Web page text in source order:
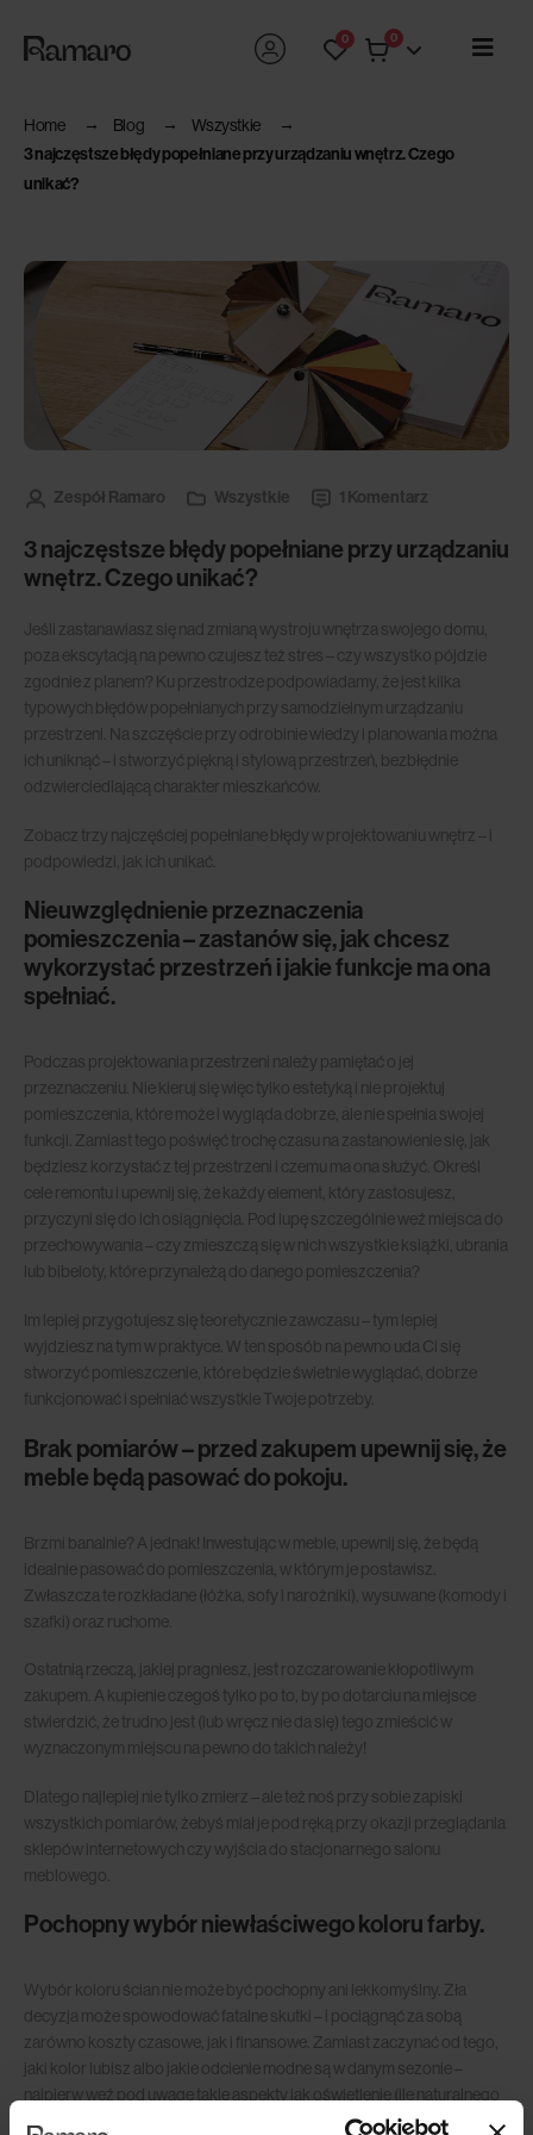
0 0
Home Blog Wszystkie
3 najczęstsze błędy popełniane przy urządzaniu wnętrz. Czego
unikać?
Zespół Ramaro Wszystkie 1 Komentarz
3 najczęstsze błędy popełniane przy urządzaniu
wnętrz. Czego unikać?
Jeśli zastanawiasz się nad zmianą wystroju wnętrza swojego domu,
poza ekscytacją na pewno czujesz też stres – czy wszystko pójdzie
zgodnie z planem? Ku przestrodze podpowiadamy, że jest kilka
typowych błędów popełnianych przy samodzielnym urządzaniu
przestrzeni. Na szczęście przy odrobinie wiedzy i planowania można
ich uniknąć – i stworzyć piękną i stylową przestrzeń, bezbłędnie
odzwierciedlającą charakter mieszkańców.
Zobacz trzy najczęściej popełniane błędy w projektowaniu wnętrz – i
podpowiedzi, jak ich unikać.
Nieuwzględnienie przeznaczenia
pomieszczenia – zastanów się, jak chcesz
wykorzystać przestrzeń i jakie funkcje ma ona
spełniać.
Podczas projektowania przestrzeni należy pamiętać o jej
przeznaczeniu. Nie kieruj się więc tylko estetyką i nie projektuj
pomieszczenia, które może i wygląda dobrze, ale nie spełnia swojej
funkcji. Zamiast tego poświęć trochę czasu na zastanowienie się, jak
będziesz korzystać z tej przestrzeni i czemu ma ona służyć. Określ
cele remontu i upewnij się, że każdy element, który zastosujesz,
przyczyni się do ich osiągnięcia. Pod lupę szczególnie weź miejsca do
przechowywania – czy zmieszczą się w nich wszystkie książki, ubrania
lub bibeloty, które przynależą do danego pomieszczenia?
Im lepiej przygotujesz się teoretycznie zawczasu – tym lepiej
wyjdziesz na tym w praktyce. W ten sposób na pewno uda Ci się
stworzyć pomieszczenie, które będzie świetnie wyglądać, dobrze
funkcjonować i spełniać wszystkie Twoje potrzeby.
Brak pomiarów – przed zakupem upewnij się, że
meble będą pasować do pokoju.
Brzmi banalnie? A jednak! Inwestując w meble, upewnij się, że będą
idealnie pasować do pomieszczenia, w którym je postawisz.
Zwłaszcza te rozkładane (łóżka, sofy i narożniki), wysuwane (komody i
szafki) oraz ruchome.
Ostatnią rzeczą, jakiej pragniesz, jest rozczarowanie kłopotliwym
zakupem. A kupienie czegoś tylko po to, by po dotarciu na miejsce
stwierdzić, że trudno jest (lub wręcz nie da się) tego zmieścić w
wyznaczonym miejscu na pewno do takich należy!
Dlatego najlepiej nie tylko zmierz – ale też noś przy sobie zapiski
wszystkich pomiarów, żebyś miał je pod ręką przy okazji przeglądania
sklepów internetowych czy wyjścia do stacjonarnego salonu
meblowego.
Pochopny wybór niewłaściwego koloru farby.
Wybór koloru ścian nie może być pochopny ani lekkomyślny. Zła
decyzja może spowodować fatalne skutki – i pociągnąć za sobą
zarówno koszty czasowe, jak i finansowe. Zamiast zaczynać od tego,
jaki kolor lubisz albo jakie odcienie modne są w danym sezonie –
najpierw weź pod uwagę takie aspekty jak oświetlenie (ile naturalnego
światła wpada do pomieszczenia?), meble (czy we wnętrzu istnieje już